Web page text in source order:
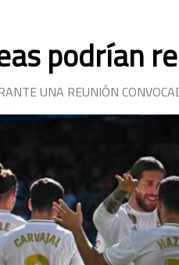
podrían
UNA REUNIÓN